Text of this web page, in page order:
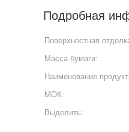
Подробная
Поверхностная
Масса бумаги:
Наименование
МОК:
Выделить: